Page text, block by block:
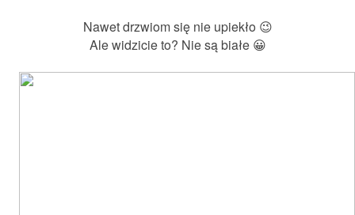
Nawet drzwiom się nie upiekło 😉
Ale widzicie to? Nie są białe 😀